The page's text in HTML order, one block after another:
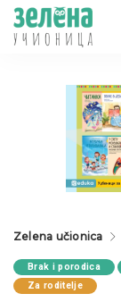
Zelena učionica
Brak i porodica
Za roditelje